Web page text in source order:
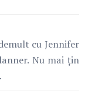
cu Jennifer
Nu mai țin